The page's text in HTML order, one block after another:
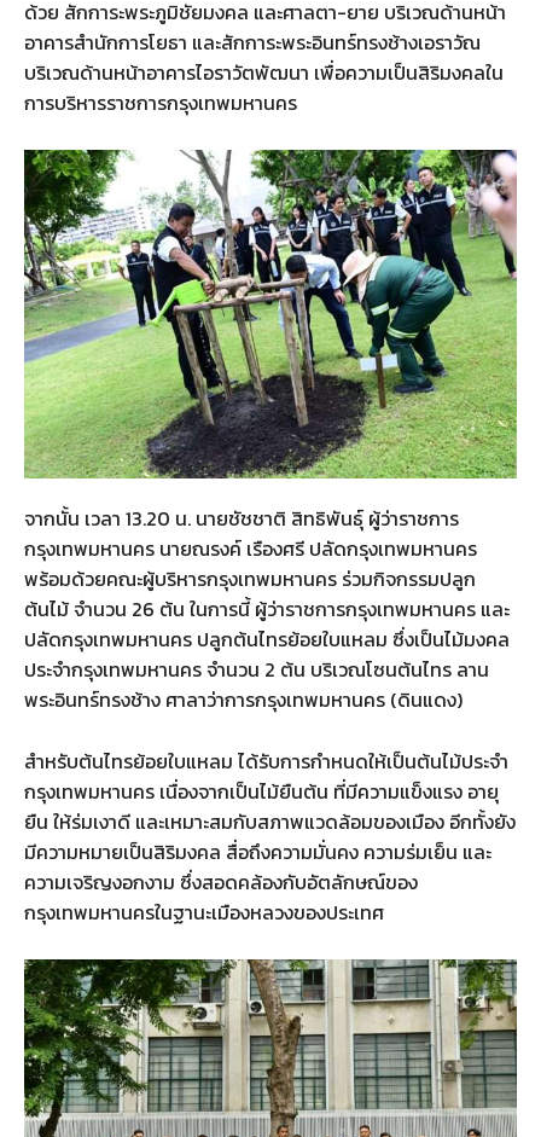
ด้วย สักการะพระภูมิชัยมงคล และศาลตา-ยาย บริเวณด้านหน้า
อาคารสำนักการโยธา และสักการะพระอินทร์ทรงช้างเอราวัณ
บริเวณด้านหน้าอาคารไอราวัตพัฒนา เพื่อความเป็นสิริมงคลใน
การบริหารราชการกรุงเทพมหานคร
จากนั้น เวลา 13.20 น. นายชัชชาติ สิทธิพันธุ์ ผู้ว่าราชการ
กรุงเทพมหานคร นายณรงค์ เรืองศรี ปลัดกรุงเทพมหานคร
พร้อมด้วยคณะผู้บริหารกรุงเทพมหานคร ร่วมกิจกรรมปลูก
ต้นไม้ จำนวน 26 ต้น ในการนี้ ผู้ว่าราชการกรุงเทพมหานคร และ
ปลัดกรุงเทพมหานคร ปลูกต้นไทรย้อยใบแหลม ซึ่งเป็นไม้มงคล
ประจำกรุงเทพมหานคร จำนวน 2 ต้น บริเวณโซนต้นไทร ลาน
พระอินทร์ทรงช้าง ศาลาว่าการกรุงเทพมหานคร (ดินแดง)
สำหรับต้นไทรย้อยใบแหลม ได้รับการกำหนดให้เป็นต้นไม้ประจำ
กรุงเทพมหานคร เนื่องจากเป็นไม้ยืนต้น ที่มีความแข็งแรง อายุ
ยืน ให้ร่มเงาดี และเหมาะสมกับสภาพแวดล้อมของเมือง อีกทั้งยัง
มีความหมายเป็นสิริมงคล สื่อถึงความมั่นคง ความร่มเย็น และ
ความเจริญงอกงาม ซึ่งสอดคล้องกับอัตลักษณ์ของ
กรุงเทพมหานครในฐานะเมืองหลวงของประเทศ